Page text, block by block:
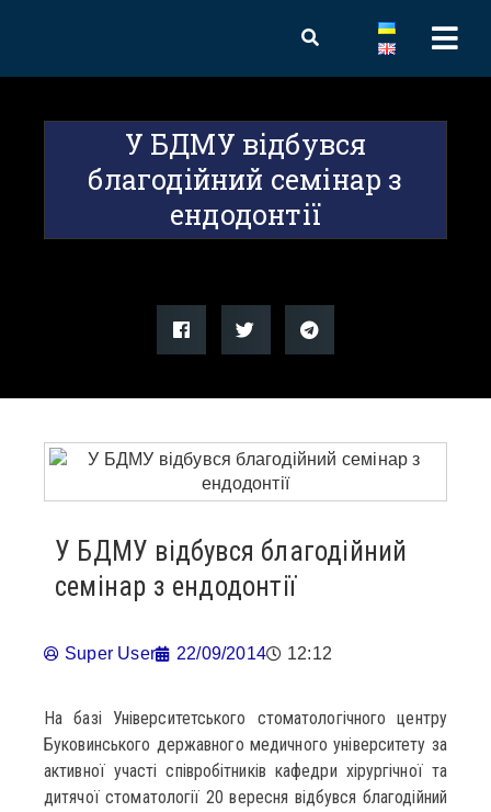
У БДМУ відбувся
благодійний семінар з
ендодонтії
У БДМУ відбувся благодійний
семінар з ендодонтії
Super User 22/09/2014 12:12
На базі Університетського стоматологічного центру
Буковинського державного медичного університету за
активної участі співробітників кафедри хірургічної та
дитячої стоматології 20 вересня відбувся благодійний